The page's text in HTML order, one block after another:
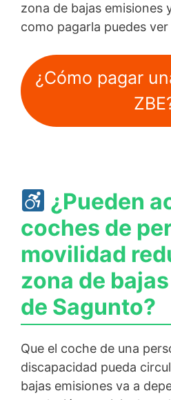
zona de bajas emisiones
como pagarla puedes
¿Cómo pagar
¿Pueden
coches de
movilidad
zona de
de Sagunto?
Que el coche de una
discapacidad pueda
bajas emisiones va a